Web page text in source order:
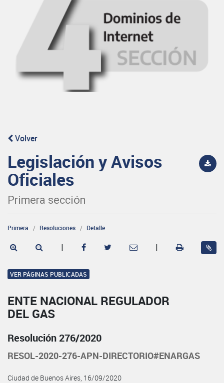
Volver
Legislación y Avisos
Oficiales
Primera sección
Primera Resoluciones Detalle
| |
VER PÁGINAS PUBLICADAS
ENTE NACIONAL REGULADOR
DEL GAS
Resolución 276/2020
RESOL-2020-276-APN-DIRECTORIO#ENARGAS
Ciudad de Buenos Aires, 16/09/2020